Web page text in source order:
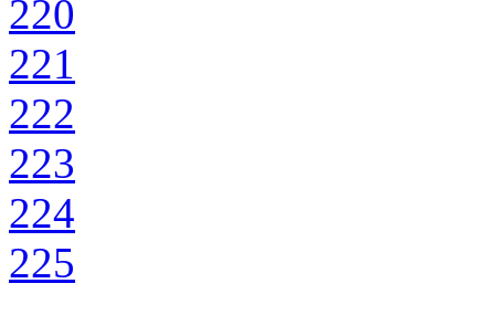
220
221
222
223
224
225